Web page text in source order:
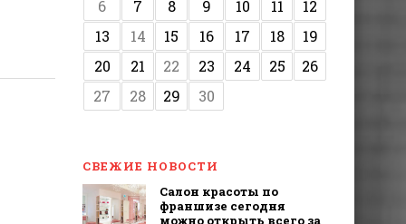
6
7 8 9 10 11
12
13
14 15 16 17 18
19
20
21 22 23 24 25
26
27
28 29 30
СВЕЖИЕ НОВОСТИ
Салон красоты по
франшизе сегодня
можно открыть всего за